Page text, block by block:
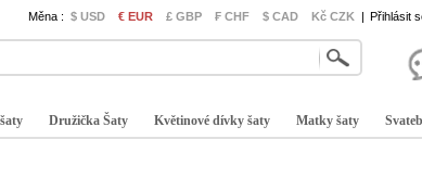
Měna : $ USD € EUR £ GBP ₣ CHF $ CAD Kč CZK | Přihlásit
Družička Šaty Květinové dívky šaty Matky šaty